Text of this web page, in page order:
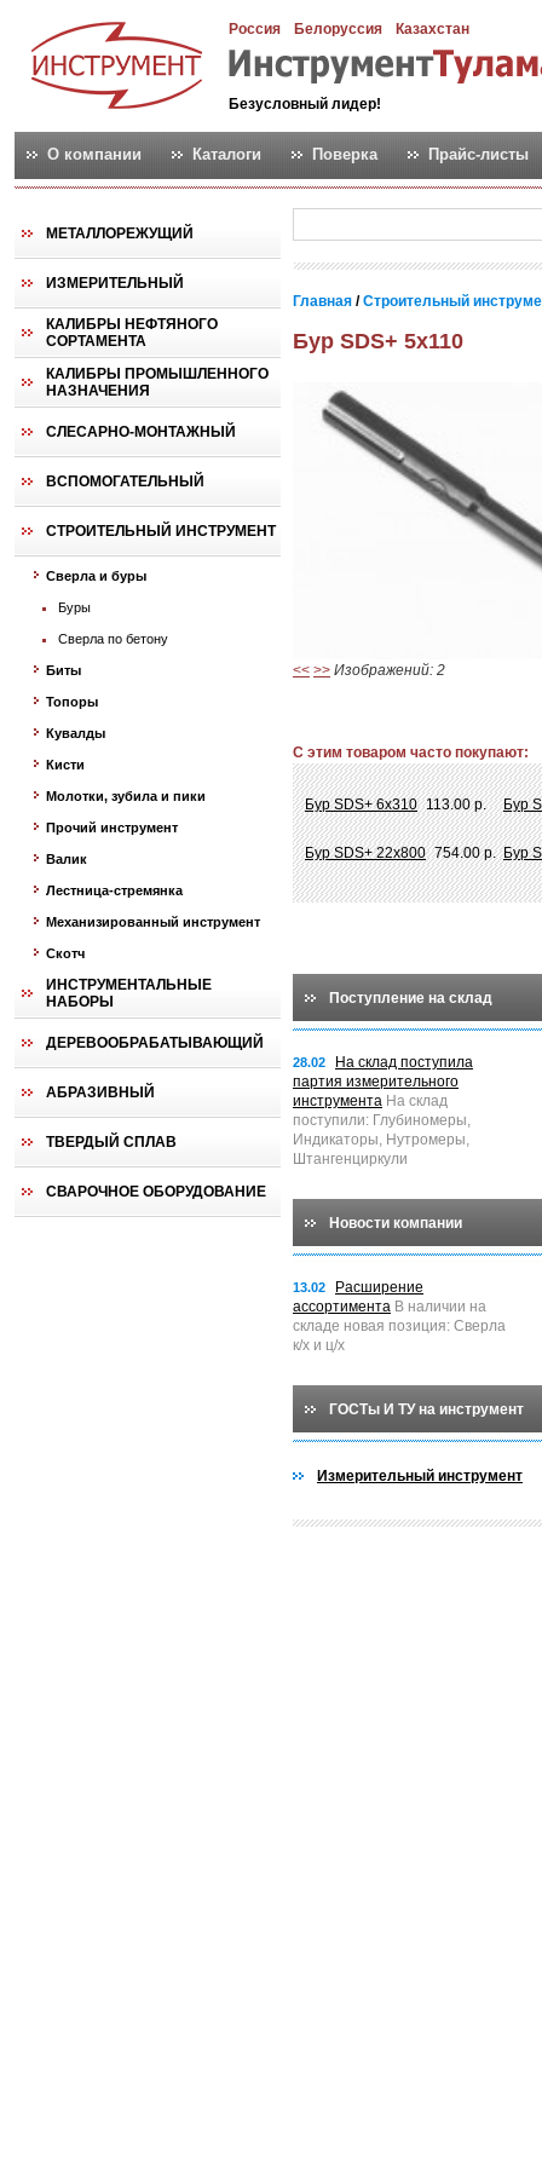
Россия Белоруссия Казахстан
Безусловный лидер!
О компании Каталоги Поверка Прайс-листы
МЕТАЛЛОРЕЖУЩИЙ
ИЗМЕРИТЕЛЬНЫЙ
КАЛИБРЫ НЕФТЯНОГО
СОРТАМЕНТА
КАЛИБРЫ ПРОМЫШЛЕННОГО
НАЗНАЧЕНИЯ
СЛЕСАРНО-МОНТАЖНЫЙ
ВСПОМОГАТЕЛЬНЫЙ
СТРОИТЕЛЬНЫЙ ИНСТРУМЕНТ
Сверла и буры
Буры
Сверла по бетону
Биты
Топоры
Кувалды
Кисти
Молотки, зубила и пики
Прочий инструмент
Валик
Лестница-стремянка
Механизированный инструмент
Скотч
ИНСТРУМЕНТАЛЬНЫЕ
НАБОРЫ
ДЕРЕВООБРАБАТЫВАЮЩИЙ
АБРАЗИВНЫЙ
ТВЕРДЫЙ СПЛАВ
СВАРОЧНОЕ ОБОРУДОВАНИЕ
Главная /Строительный
Бур SDS+ 5х110
<< >> Изображений: 2
С этим товаром часто покупают:
Бур SDS+ 6х310 113.00 р. Бур
Бур SDS+ 22х800 754.00 р. Бур
Поступление на склад
28.02
На склад поступила
партия измерительного
инструмента На склад
поступили: Глубиномеры,
Индикаторы, Нутромеры,
Штангенциркули
Новости компании
13.02
Расширение
ассортимента В наличии на
складе новая позиция: Сверла
к/х и ц/х
ГОСТы И ТУ на инструмент
Измерительный инструмент